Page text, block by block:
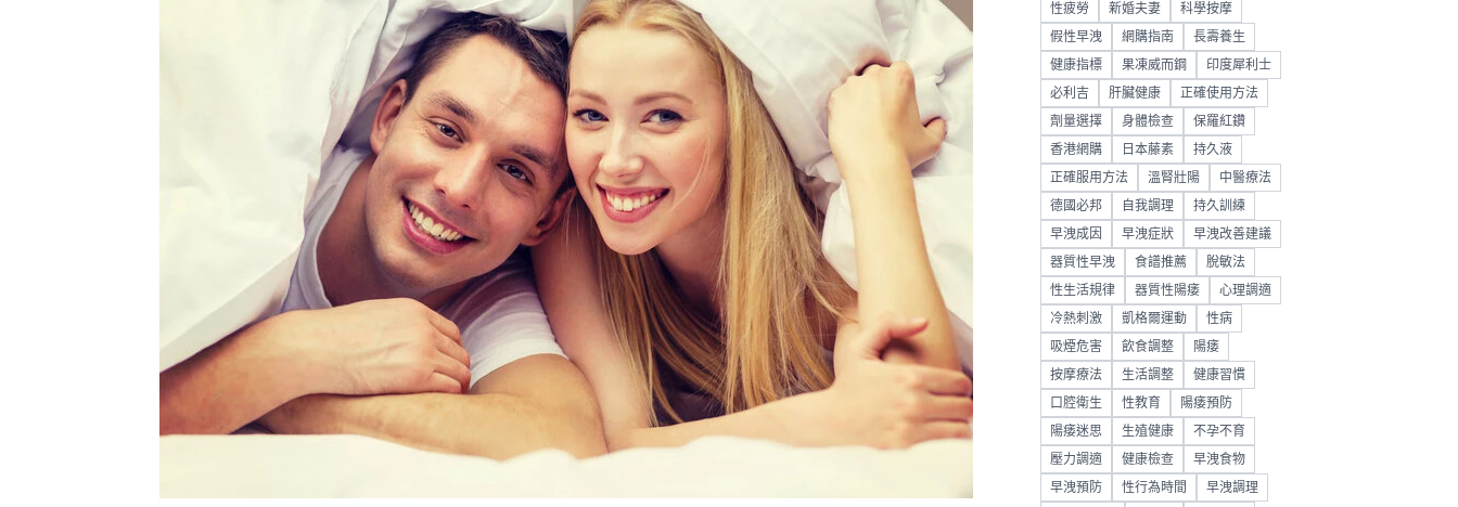
性疲勞 新婚夫妻 科學按摩
假性早洩 網購指南 長壽養生
健康指標 果凍威而鋼 印度犀利士
必利吉 肝臟健康 正確使用方法
劑量選擇 身體檢查 保羅紅鑽
香港網購 日本藤素 持久液
正確服用方法 溫腎壯陽 中醫療法
德國必邦 自我調理 持久訓練
早洩成因 早洩症狀 早洩改善建議
器質性早洩 食譜推薦 脫敏法
性生活規律 器質性陽痿 心理調適
冷熱刺激 凱格爾運動 性病
吸煙危害 飲食調整 陽痿
按摩療法 生活調整 健康習慣
口腔衛生 性教育 陽痿預防
陽痿迷思 生殖健康 不孕不育
壓力調適 健康檢查 早洩食物
早洩預防 性行為時間 早洩調理